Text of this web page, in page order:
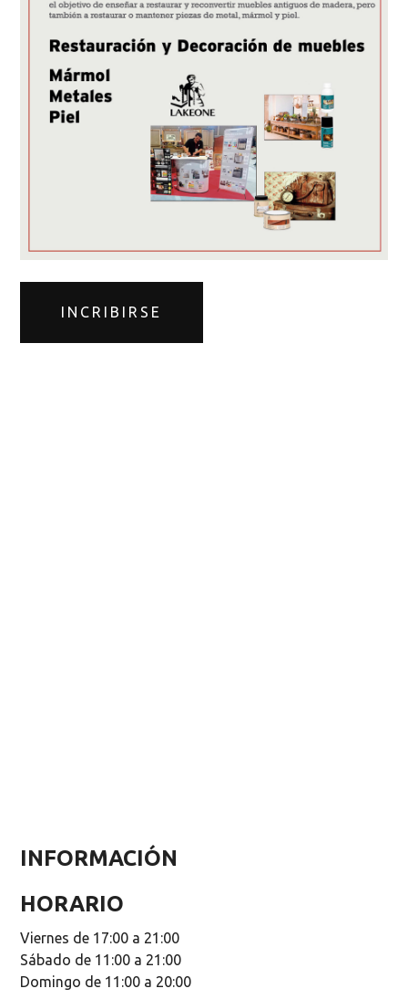
INCRIBIRSE
INFORMACIÓN
HORARIO
Viernes de 17:00 a 21:00
Sábado de 11:00 a 21:00
Domingo de 11:00 a 20:00